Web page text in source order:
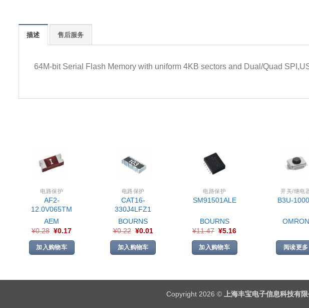
描述 售后服务
64M-bit Serial Flash Memory with uniform 4KB sectors and Dual/Quad
电路保护
AF2-
12.0V065TM
AEM
¥0.28 ¥0.17
加入购物车
电路保护
CAT16-
330J4LFZ1
BOURNS
¥0.22 ¥0.01
加入购物车
电路保护
SM91501ALE
BOURNS
¥11.47 ¥5.16
加入购物车
开关/继电
B3U-
OMRON
阅读更多
Copyright 2026 © 上海丰宝电子信息科技有限